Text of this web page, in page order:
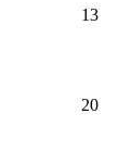
13
20